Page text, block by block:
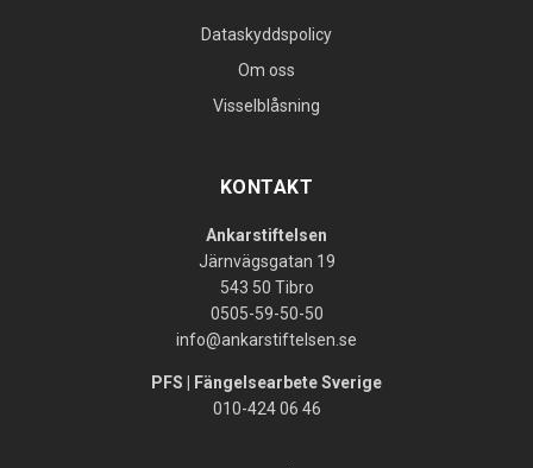
Dataskyddspolicy
Om oss
Visselblåsning
KONTAKT
Ankarstiftelsen
Järnvägsgatan 19
543 50 Tibro
0505-59-50-50
info@ankarstiftelsen.se
PFS | Fängelsearbete Sverige
010-424 06 46